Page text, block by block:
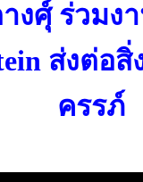
งศุ์ ร่วมง
ส่งต่อ
ครรภ์